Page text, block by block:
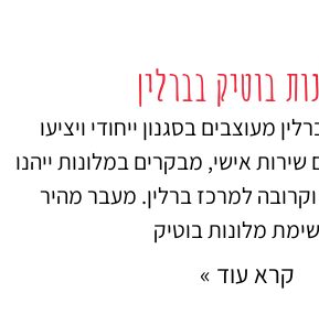
בוטיק בברלין
מעוצבים בסגנון ייחודי ויציעו
שירות אישי, מבקרים במלונות ייהנו
וקרובה למרכז ברלין. מעבר מהיר
מלונות בוטיק
קרא עוד »